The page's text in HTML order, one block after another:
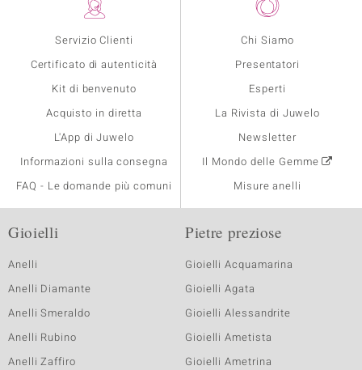
Servizio Clienti
Certificato di autenticità
Kit di benvenuto
Acquisto in diretta
L'App di Juwelo
Informazioni sulla consegna
FAQ - Le domande più comuni
Chi Siamo
Presentatori
Esperti
La Rivista di Juwelo
Newsletter
Il Mondo delle Gemme
Misure anelli
Gioielli
Anelli
Anelli Diamante
Anelli Smeraldo
Anelli Rubino
Anelli Zaffiro
Pietre preziose
Gioielli Acquamarina
Gioielli Agata
Gioielli Alessandrite
Gioielli Ametista
Gioielli Ametrina